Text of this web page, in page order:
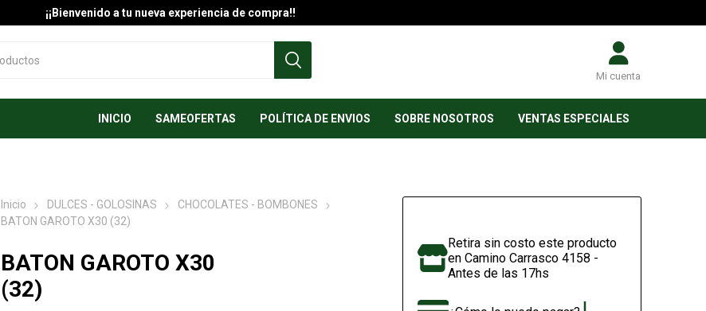
¡¡Bienvenido a tu nueva experiencia de compra!!
Mi cuenta
INICIO SAMEOFERTAS POLÍTICA DE ENVIOS SOBRE NOSOTROS VENTAS ESPECIALES
Inicio DULCES - GOLOSINAS
CHOCOLATES - BOMBONES
BATON GAROTO X30 (32)
BATON GAROTO X30
(32)
Retira sin costo este producto
en Camino Carrasco 4158 -
Antes de las 17hs